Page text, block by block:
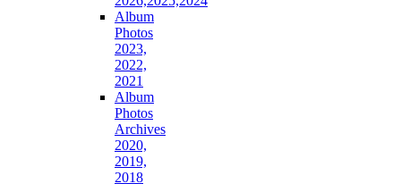
Album
Photos
2023,
2022,
2021
Album
Photos
Archives
2020,
2019,
2018